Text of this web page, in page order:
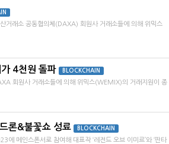
거래소 공동협의체(DAXA) 회원사 거래소들에 의해 위믹스
4천원 돌파 BLOCKCHAIN
회원사 거래소들에 의해 위믹스(WEMIX)의 거래지원이 종
론&불꽃쇼 성료 BLOCKCHAIN
메인스폰서로 참여해 대표작 ‘레전드 오브 이미르’와 ‘판타